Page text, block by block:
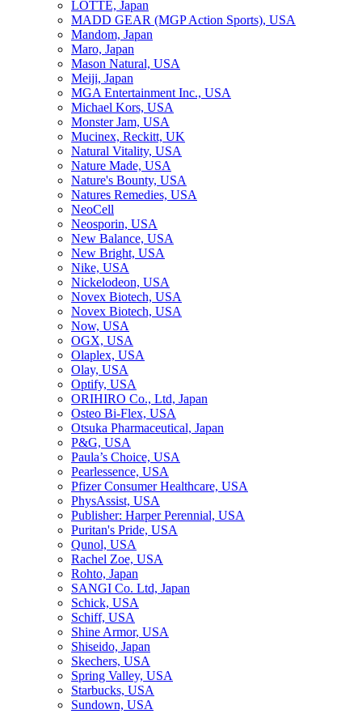
LOTTE, Japan
MADD GEAR (MGP Action Sports), USA
Mandom, Japan
Maro, Japan
Mason Natural, USA
Meiji, Japan
MGA Entertainment Inc., USA
Michael Kors, USA
Monster Jam, USA
Mucinex, Reckitt, UK
Natural Vitality, USA
Nature Made, USA
Nature's Bounty, USA
Natures Remedies, USA
NeoCell
Neosporin, USA
New Balance, USA
New Bright, USA
Nike, USA
Niсkelodeon, USA
Novex Biotech, USA
Novex Biotech, USA
Now, USA
OGX, USA
Olaplex, USA
Olay, USA
Optify, USA
ORIHIRO Co., Ltd, Japan
Osteo Bi-Flex, USA
Otsuka Pharmaceutical, Japan
P&G, USA
Paula’s Choice, USA
Pearlessence, USA
Pfizer Consumer Healthcare, USA
PhysAssist, USA
Publisher: Harper Perennial, USA
Puritan's Pride, USA
Qunol, USA
Rachel Zoe, USA
Rohto, Japan
SANGI Co. Ltd, Japan
Schick, USA
Schiff, USA
Shine Armor, USA
Shiseido, Japan
Skechers, USA
Spring Valley, USA
Starbucks, USA
Sundown, USA